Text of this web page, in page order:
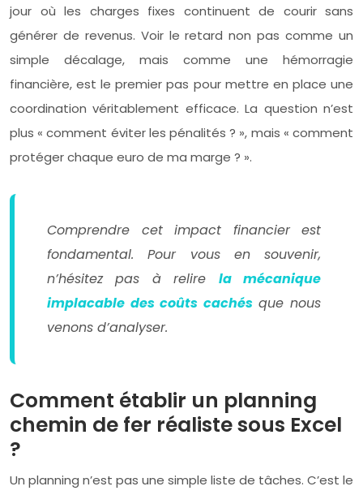
jour où les charges fixes continuent de courir sans
générer de revenus. Voir le retard non pas comme un
simple décalage, mais comme une hémorragie
financière, est le premier pas pour mettre en place une
coordination véritablement efficace. La question n’est
plus « comment éviter les pénalités ? », mais « comment
protéger chaque euro de ma marge ? ».
Comprendre cet impact financier est
fondamental. Pour vous en souvenir,
n’hésitez pas à relire la mécanique
implacable des coûts cachésque nous
venons d’analyser.
Comment établir un planning
chemin de fer réaliste sous Excel
?
Un planning n’est pas une simple liste de tâches. C’est le